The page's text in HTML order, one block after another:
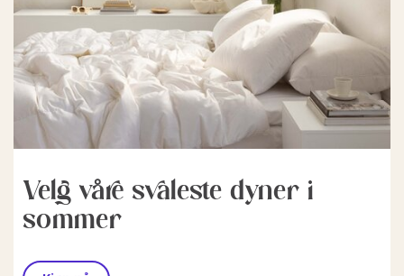
Velg våre svaleste dyner i
sommer